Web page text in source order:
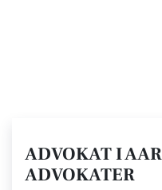
ADVOKAT I
ADVOKATER